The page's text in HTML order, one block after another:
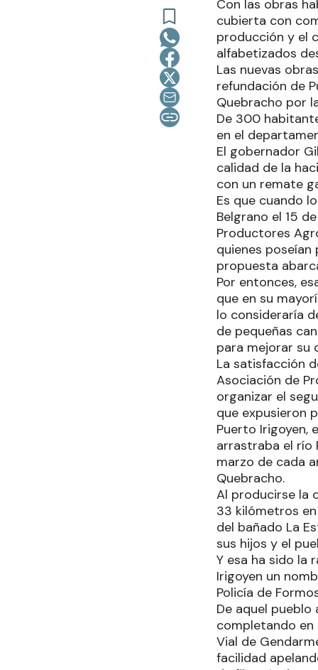
Con las obras
cubierta con
producción y el
alfabetizados
Las nuevas
refundación de
Quebracho por
De 300
en el
El gobernador
calidad de la
con un remate
Es que cuando
Belgrano el 15
Productores
quienes
propuesta
Por entonces,
que en su
lo consideraría
de pequeñas
para mejorar su
La satisfacción
Asociación de
organizar el
que expusieron
Puerto Irigoyen,
arrastraba el río
marzo de cada
Quebracho.
Al producirse la
33 kilómetros
del bañado La
sus hijos y el
Y esa ha sido la
Irigoyen un
Policía de
De aquel
completando en
Vial de
facilidad